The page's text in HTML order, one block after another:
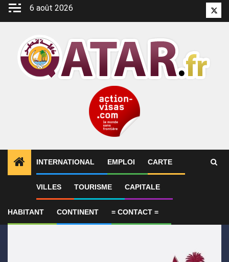
Aller
6 août 2026
INTERNATIONAL EMPLOI CARTE
VILLES TOURISME CAPITALE
HABITANT CONTINENT = CONTACT =
ALERTES INFO 1 Le Qatar appelle à faire pression